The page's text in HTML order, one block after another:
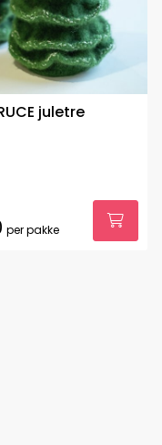
juletre
per pakke